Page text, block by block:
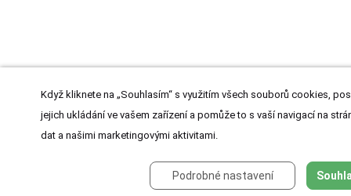
Když kliknete na „Souhlasím“ s využitím všech souborů cookies,
jejich ukládání ve vašem zařízení a pomůže to s vaší navigací na
dat a našimi marketingovými aktivitami.
Podrobné nastavení